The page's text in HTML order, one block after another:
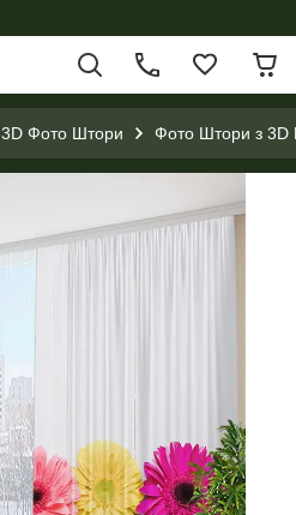
3D Фото Штори Фото Штори з 3D